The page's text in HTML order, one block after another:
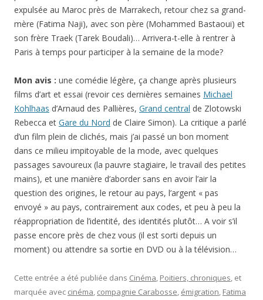
expulsée au Maroc près de Marrakech, retour chez sa grand-
mère (Fatima Naji), avec son père (Mohammed Bastaoui) et
son frère Traek (Tarek Boudali)… Arrivera-t-elle à rentrer à
Paris à temps pour participer à la semaine de la mode?
Mon avis : une comédie légère, ça change après plusieurs
films d’art et essai (revoir ces dernières semaines Michael
Kohlhaas d’Arnaud des Pallières, Grand central de Zlotowski
Rebecca et Gare du Nord de Claire Simon). La critique a parlé
d’un film plein de clichés, mais j’ai passé un bon moment
dans ce milieu impitoyable de la mode, avec quelques
passages savoureux (la pauvre stagiaire, le travail des petites
mains), et une manière d’aborder sans en avoir l’air la
question des origines, le retour au pays, l’argent « pas
envoyé » au pays, contrairement aux codes, et peu à peu la
réappropriation de l’identité, des identités plutôt… A voir s’il
passe encore près de chez vous (il est sorti depuis un
moment) ou attendre sa sortie en DVD ou à la télévision…
Cette entrée a été publiée dans Cinéma, Poitiers, chroniques, et
marquée avec cinéma, compagnie Carabosse, émigration, Fatima